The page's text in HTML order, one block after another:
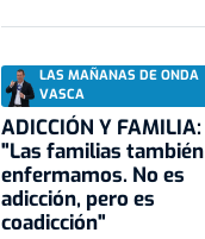
LAS MAÑANAS DE ONDA
VASCA
ADICCIÓN Y FAMILIA:
"Las familias también
enfermamos. No es
adicción, pero es
coadicción"